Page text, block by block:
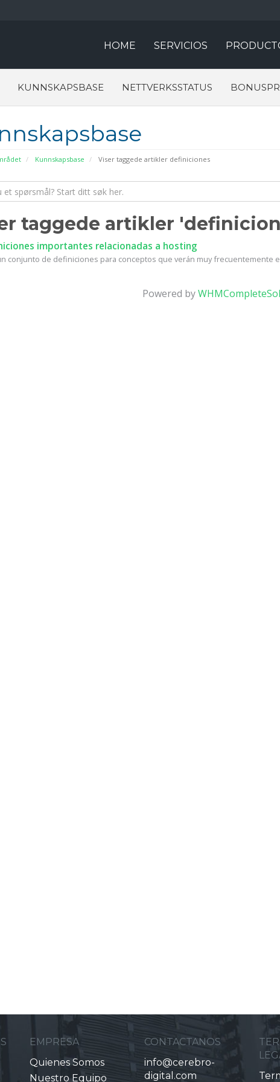
HOME SERVICIOS
KUNNSKAPSBASE NETTVERKSSTATUS
Kunnskapsbase Viser taggede artikler definiciones
taggede artikler
importantes relacionadas a hosting
conjunto de definiciones para conceptos que verán muy frecuentemente
Powered by
EMPRESA
Quienes Somos
Nuestro Equipo
CONTACTANOS
info@cerebro-
digital.com